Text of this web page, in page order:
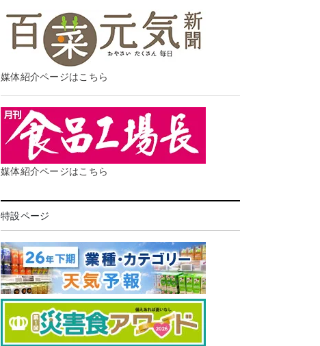
媒体紹介ページはこちら
媒体紹介ページはこちら
特設ページ